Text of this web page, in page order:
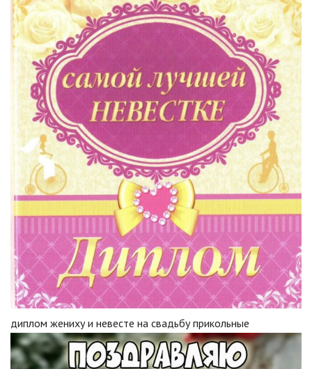
диплом жениху и невесте на свадьбу прикольные